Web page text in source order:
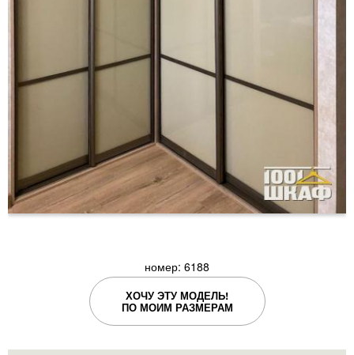
номер: 6188
ХОЧУ ЭТУ МОДЕЛЬ!
ПО МОИМ РАЗМЕРАМ